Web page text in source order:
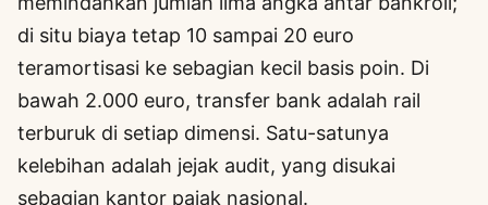
di situ biaya tetap 10 sampai 20 euro
teramortisasi ke sebagian kecil basis poin. Di
bawah 2.000 euro, transfer bank adalah rail
terburuk di setiap dimensi. Satu-satunya
kelebihan adalah jejak audit, yang disukai
sebagian kantor pajak nasional.